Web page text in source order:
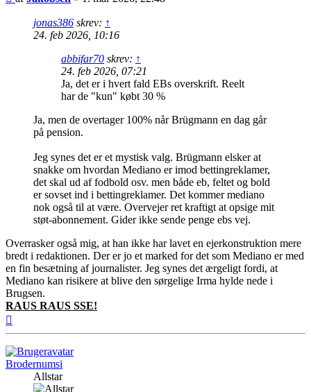
jonas386 skrev: ↑
24. feb 2026, 10:16
abbifar70 skrev: ↑
24. feb 2026, 07:21
Ja, det er i hvert fald EBs overskrift. Reelt
har de "kun" købt 30 %
Ja, men de overtager 100% når Brügmann en dag går
på pension.
Jeg synes det er et mystisk valg. Brügmann elsker at
snakke om hvordan Mediano er imod bettingreklamer,
det skal ud af fodbold osv. men både eb, feltet og bold
er sovset ind i bettingreklamer. Det kommer mediano
nok også til at være. Overvejer ret kraftigt at opsige mit
støt-abonnement. Gider ikke sende penge ebs vej.
Overrasker også mig, at han ikke har lavet en ejerkonstruktion mere
bredt i redaktionen. Der er jo et marked for det som Mediano er med
en fin besætning af journalister. Jeg synes det ærgeligt fordi, at
Mediano kan risikere at blive den sørgelige Irma hylde nede i
Brugsen.
RAUS RAUS SSE!
Brodernumsi
Allstar